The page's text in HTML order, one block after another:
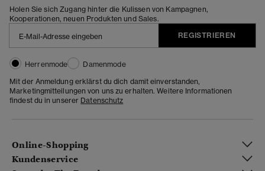
Holen Sie sich Zugang hinter die Kulissen von Kampagnen,
Kooperationen, neuen Produkten und Sales.
REGISTRIEREN
Herrenmode
Damenmode
Mit der Anmeldung erklärst du dich damit einverstanden,
Marketingmitteilungen von uns zu erhalten. Weitere Informationen
findest du in unserer Datenschutz
Online-Shopping
Kundenservice